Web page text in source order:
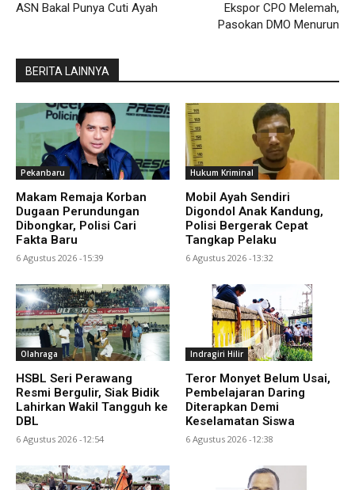
ASN Bakal Punya Cuti Ayah
Ekspor CPO Melemah,
Pasokan DMO Menurun
BERITA LAINNYA
Pekanbaru
Makam Remaja Korban
Dugaan Perundungan
Dibongkar, Polisi Cari
Fakta Baru
6 Agustus 2026 -15:39
Hukum Kriminal
Mobil Ayah Sendiri
Digondol Anak Kandung,
Polisi Bergerak Cepat
Tangkap Pelaku
6 Agustus 2026 -13:32
Olahraga
HSBL Seri Perawang
Resmi Bergulir, Siak Bidik
Lahirkan Wakil Tangguh ke
DBL
6 Agustus 2026 -12:54
Indragiri Hilir
Teror Monyet Belum Usai,
Pembelajaran Daring
Diterapkan Demi
Keselamatan Siswa
6 Agustus 2026 -12:38